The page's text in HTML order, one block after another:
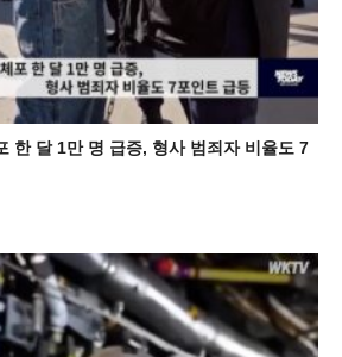
한 달 1만 명 급증, 형사 범죄자 비율도 7